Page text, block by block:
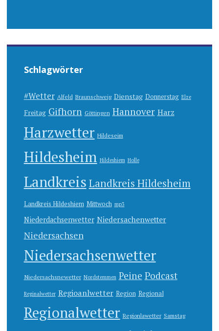
Schlagwörter
#Wetter Alfeld Braunschweig Dienstag Donnerstag Elze
Freitag Gifhorn Göttingen Hannover Harz
Harzwetter Hildeseim
Hildesheim Hildeshiem Holle
Landkreis Landkreis Hildesheim
Landkreis Hildeshiem Mittwoch mp3
Niederdachsenwetter Niedersachenwetter
Niedersachsen
Niedersachsenwetter
Niedersachsnewetter Nordstemmen Peine Podcast
Reginalwetter Regioanlwetter Region Regional
Regionalwetter Regionlawetter Samstag